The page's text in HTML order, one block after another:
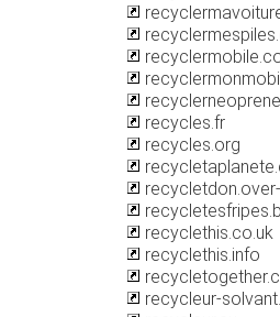
recycles.fr
recycles.org
recyclethis.co.uk
recyclethis.info
recycleur-